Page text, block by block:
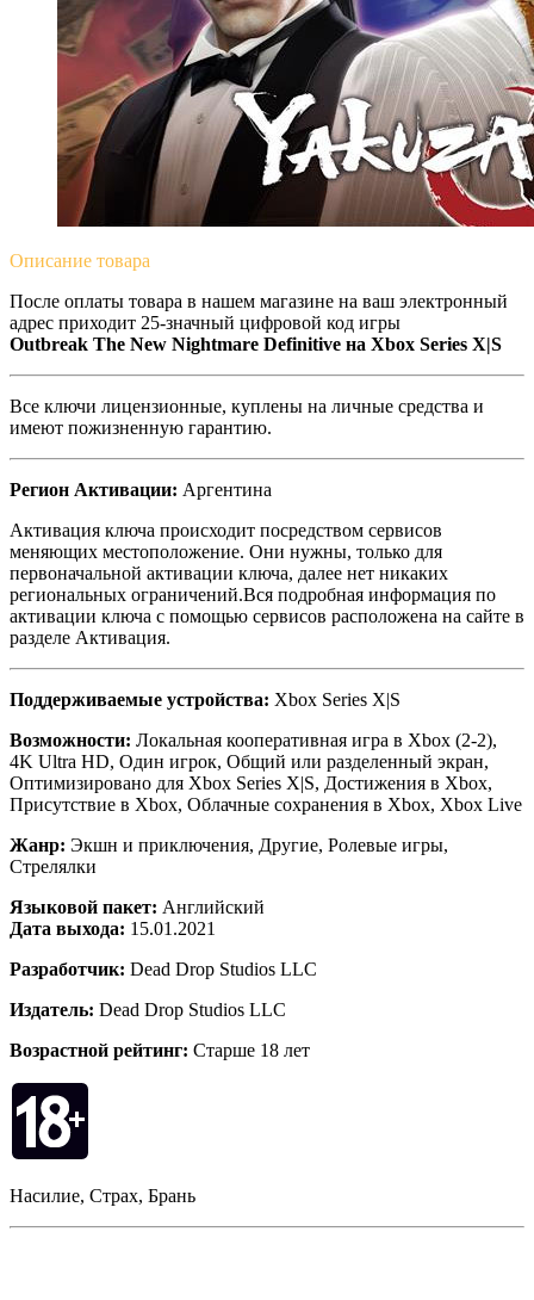
Описание товара
После оплаты товара в нашем магазине на ваш электронный
адрес приходит 25-значный цифровой код игры
Outbreak The New Nightmare Definitive на Xbox Series X|S
Все ключи лицензионные, куплены на личные средства и
имеют пожизненную гарантию.
Регион Активации: Аргентина
Активация ключа происходит посредством сервисов
меняющих местоположение. Они нужны, только для
первоначальной активации ключа, далее нет никаких
региональных ограничений.Вся подробная информация по
активации ключа с помощью сервисов расположена на сайте в
разделе Активация.
Поддерживаемые устройства: Xbox Series X|S
Возможности: Локальная кооперативная игра в Xbox (2-2),
4K Ultra HD, Один игрок, Общий или разделенный экран,
Оптимизировано для Xbox Series X|S, Достижения в Xbox,
Присутствие в Xbox, Облачные сохранения в Xbox, Xbox Live
Жанр: Экшн и приключения, Другие, Ролевые игры,
Стрелялки
Языковой пакет: Английский
Дата выхода: 15.01.2021
Разработчик: Dead Drop Studios LLC
Издатель: Dead Drop Studios LLC
Возрастной рейтинг: Старше 18 лет
Насилие, Страх, Брань